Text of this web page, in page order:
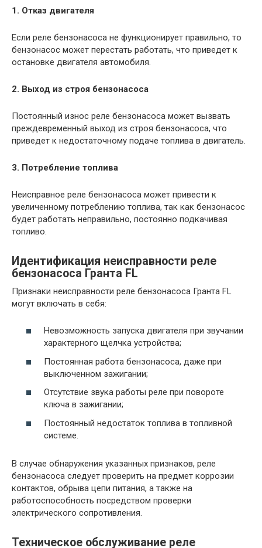
1. Отказ двигателя
Если реле бензонасоса не функционирует правильно, то
бензонасос может перестать работать, что приведет к
остановке двигателя автомобиля.
2. Выход из строя бензонасоса
Постоянный износ реле бензонасоса может вызвать
преждевременный выход из строя бензонасоса, что
приведет к недостаточному подаче топлива в двигатель.
3. Потребление топлива
Неисправное реле бензонасоса может привести к
увеличенному потреблению топлива, так как бензонасос
будет работать неправильно, постоянно подкачивая
топливо.
Идентификация неисправности реле
бензонасоса Гранта FL
Признаки неисправности реле бензонасоса Гранта FL
могут включать в себя:
Невозможность запуска двигателя при звучании
характерного щелчка устройства;
Постоянная работа бензонасоса, даже при
выключенном зажигании;
Отсутствие звука работы реле при повороте
ключа в зажигании;
Постоянный недостаток топлива в топливной
системе.
В случае обнаружения указанных признаков, реле
бензонасоса следует проверить на предмет коррозии
контактов, обрыва цепи питания, а также на
работоспособность посредством проверки
электрического сопротивления.
Техническое обслуживание реле